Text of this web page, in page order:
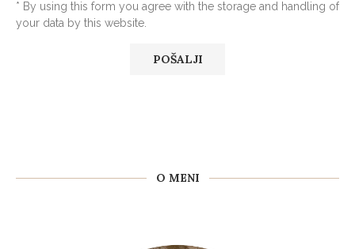
* By using this form you agree with the storage and handling of
your data by this website.
O MENI